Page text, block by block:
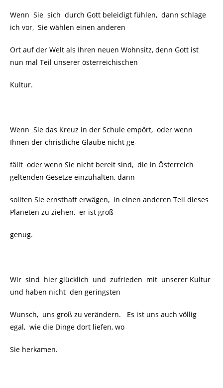
Wenn Sie sich durch Gott beleidigt fühlen, dann schlage
ich vor, Sie wählen einen anderen
Ort auf der Welt als Ihren neuen Wohnsitz, denn Gott ist
nun mal Teil unserer österreichischen
Kultur.
Wenn Sie das Kreuz in der Schule empört, oder wenn
Ihnen der christliche Glaube nicht ge-
fällt oder wenn Sie nicht bereit sind, die in Österreich
geltenden Gesetze einzuhalten, dann
sollten Sie ernsthaft erwägen, in einen anderen Teil dieses
Planeten zu ziehen, er ist groß
genug.
Wir sind hier glücklich und zufrieden mit unserer Kultur
und haben nicht den geringsten
Wunsch, uns groß zu verändern. Es ist uns auch völlig
egal, wie die Dinge dort liefen, wo
Sie herkamen.